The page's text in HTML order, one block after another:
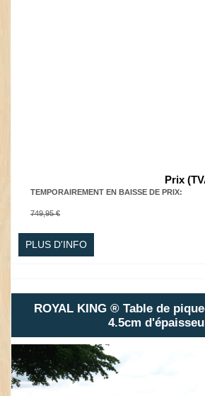
Prix
TEMPORAIREMENT EN BAISSE DE PRIX:
749,95 €
PLUS D'INFO
ROYAL KING ® Table de
4.5cm